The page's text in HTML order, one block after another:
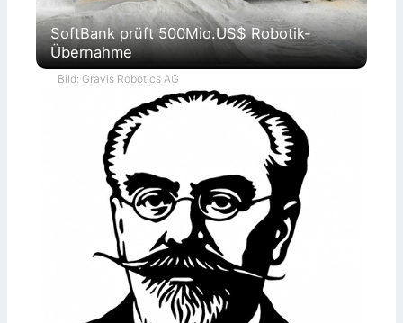
SoftBank prüft 500Mio.US$ Robotik-
Übernahme
Bild: Gravis Robotics AG